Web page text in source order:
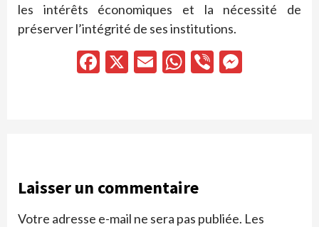
les intérêts économiques et la nécessité de
préserver l’intégrité de ses institutions.
Facebook
X EmailWhatsApp
Viber
Laisser un commentaire
Votre adresse e-mail ne sera pas publiée. Les